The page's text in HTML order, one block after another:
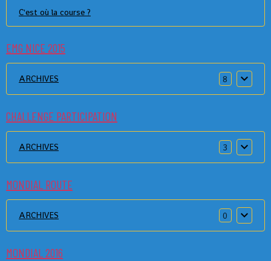
C'est où la course ?
EMG NICE 2015
ARCHIVES 8
CHALLENGE PARTICIPATION
ARCHIVES 3
MONDIAL ROUTE
ARCHIVES 0
MONDIAL 2016